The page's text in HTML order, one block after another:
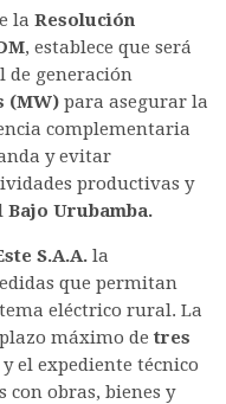
la Resolución
, establece que será
de generación
(MW) para asegurar la
complementaria
y evitar
productivas y
Bajo Urubamba.
S.A.A. la
que permitan
eléctrico rural. La
máximo de tres
y el expediente técnico
con obras, bienes y